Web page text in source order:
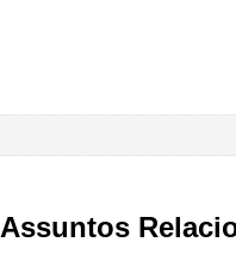
Assuntos